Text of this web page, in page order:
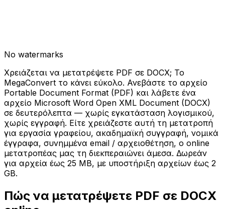
No watermarks
Χρειάζεται να μετατρέψετε PDF σε DOCX; Το
MegaConvert το κάνει εύκολο. Ανεβάστε το αρχείο
Portable Document Format (PDF) και λάβετε ένα
αρχείο Microsoft Word Open XML Document (DOCX)
σε δευτερόλεπτα — χωρίς εγκατάσταση λογισμικού,
χωρίς εγγραφή. Είτε χρειάζεστε αυτή τη μετατροπή
για εργασία γραφείου, ακαδημαϊκή συγγραφή, νομικά
έγγραφα, συνημμένα email / αρχειοθέτηση, ο online
μετατροπέας μας τη διεκπεραιώνει άμεσα. Δωρεάν
για αρχεία έως 25 MB, με υποστήριξη αρχείων έως 2
GB.
Πώς να μετατρέψετε PDF σε DOCX